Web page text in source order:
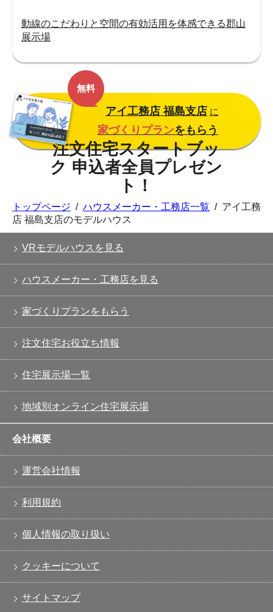
動線のこだわりと空間の有効活用を体感できる郡山
展示場
無料
アイ工務店 福島支店 に
家づくりプランをもらう
トップページ / ハウスメーカー・工務店一覧 / アイ工務
店 福島支店のモデルハウス
VRモデルハウスを見る
ハウスメーカー・工務店を見る
家づくりプランをもらう
注文住宅お役立ち情報
住宅展示場一覧
地域別オンライン住宅展示場
会社概要
運営会社情報
利用規約
個人情報の取り扱い
クッキーについて
サイトマップ